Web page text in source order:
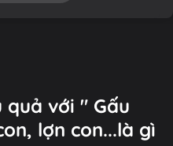
quả với " Gấu
lợn con...là gì